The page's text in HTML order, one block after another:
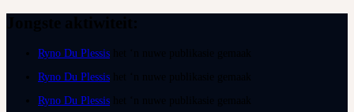
Ryno Du Plessis
Ryno Du Plessis
Ryno Du Plessis